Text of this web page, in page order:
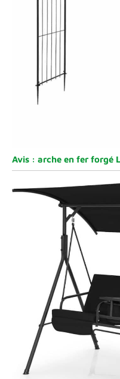
Avis : arche en fer forgé